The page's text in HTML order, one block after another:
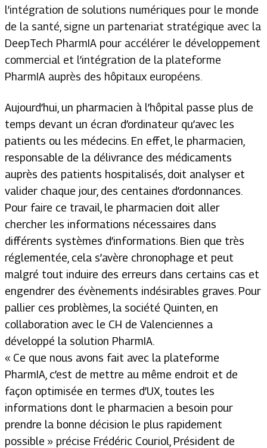
l’intégration de solutions numériques pour le monde
de la santé, signe un partenariat stratégique avec la
DeepTech PharmIA pour accélérer le développement
commercial et l’intégration de la plateforme
PharmIA auprès des hôpitaux européens.
Aujourd’hui, un pharmacien à l’hôpital passe plus de
temps devant un écran d’ordinateur qu’avec les
patients ou les médecins. En effet, le pharmacien,
responsable de la délivrance des médicaments
auprès des patients hospitalisés, doit analyser et
valider chaque jour, des centaines d’ordonnances.
Pour faire ce travail, le pharmacien doit aller
chercher les informations nécessaires dans
différents systèmes d’informations. Bien que très
réglementée, cela s’avère chronophage et peut
malgré tout induire des erreurs dans certains cas et
engendrer des évènements indésirables graves. Pour
pallier ces problèmes, la société Quinten, en
collaboration avec le CH de Valenciennes a
développé la solution PharmIA.
« Ce que nous avons fait avec la plateforme
PharmIA, c’est de mettre au même endroit et de
façon optimisée en termes d’UX, toutes les
informations dont le pharmacien a besoin pour
prendre la bonne décision le plus rapidement
possible » précise Frédéric Couriol, Président de